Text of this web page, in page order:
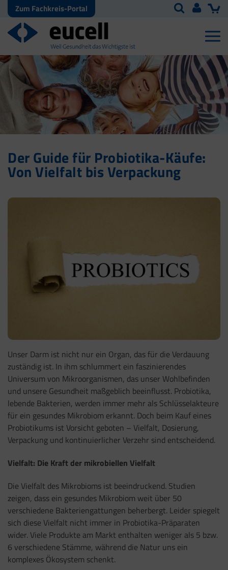
Zum Fachkreis-Portal
Der Guide für Probiotika-Käufe:
Von Vielfalt bis Verpackung
Unser Darm ist nicht nur ein Organ, das für die Verdauung
zuständig ist. In ihm schlummert ein faszinierendes
Universum von Mikroorganismen, das unser Wohlbefinden
und unsere Gesundheit maßgeblich beeinflusst. Probiotika,
lebende Bakterien, werden immer mehr als Schlüsselakteure
für ein gesundes Mikrobiom erkannt. Doch beim Kauf eines
Probiotikums ist Vorsicht geboten – Vielfalt, Dosierung,
Verpackung und kontinuierlicher Verzehr sind entscheidend.
Vielfalt: Die Kraft der mikrobiellen Vielfalt
Die Vielfalt des Mikrobioms ist beeindruckend. Studien
zeigen, dass ein gesundes Mikrobiom weit über 50
verschiedene Bakteriengattungen beherbergt. Leider spiegelt
sich diese Vielfalt nicht immer in Probiotika-Präparaten
wider. Viele Produkte am Markt enthalten weniger als 5 bzw.
6 verschiedene Stämme, während die Natur uns ein
komplexes Ökosystem schenkt.